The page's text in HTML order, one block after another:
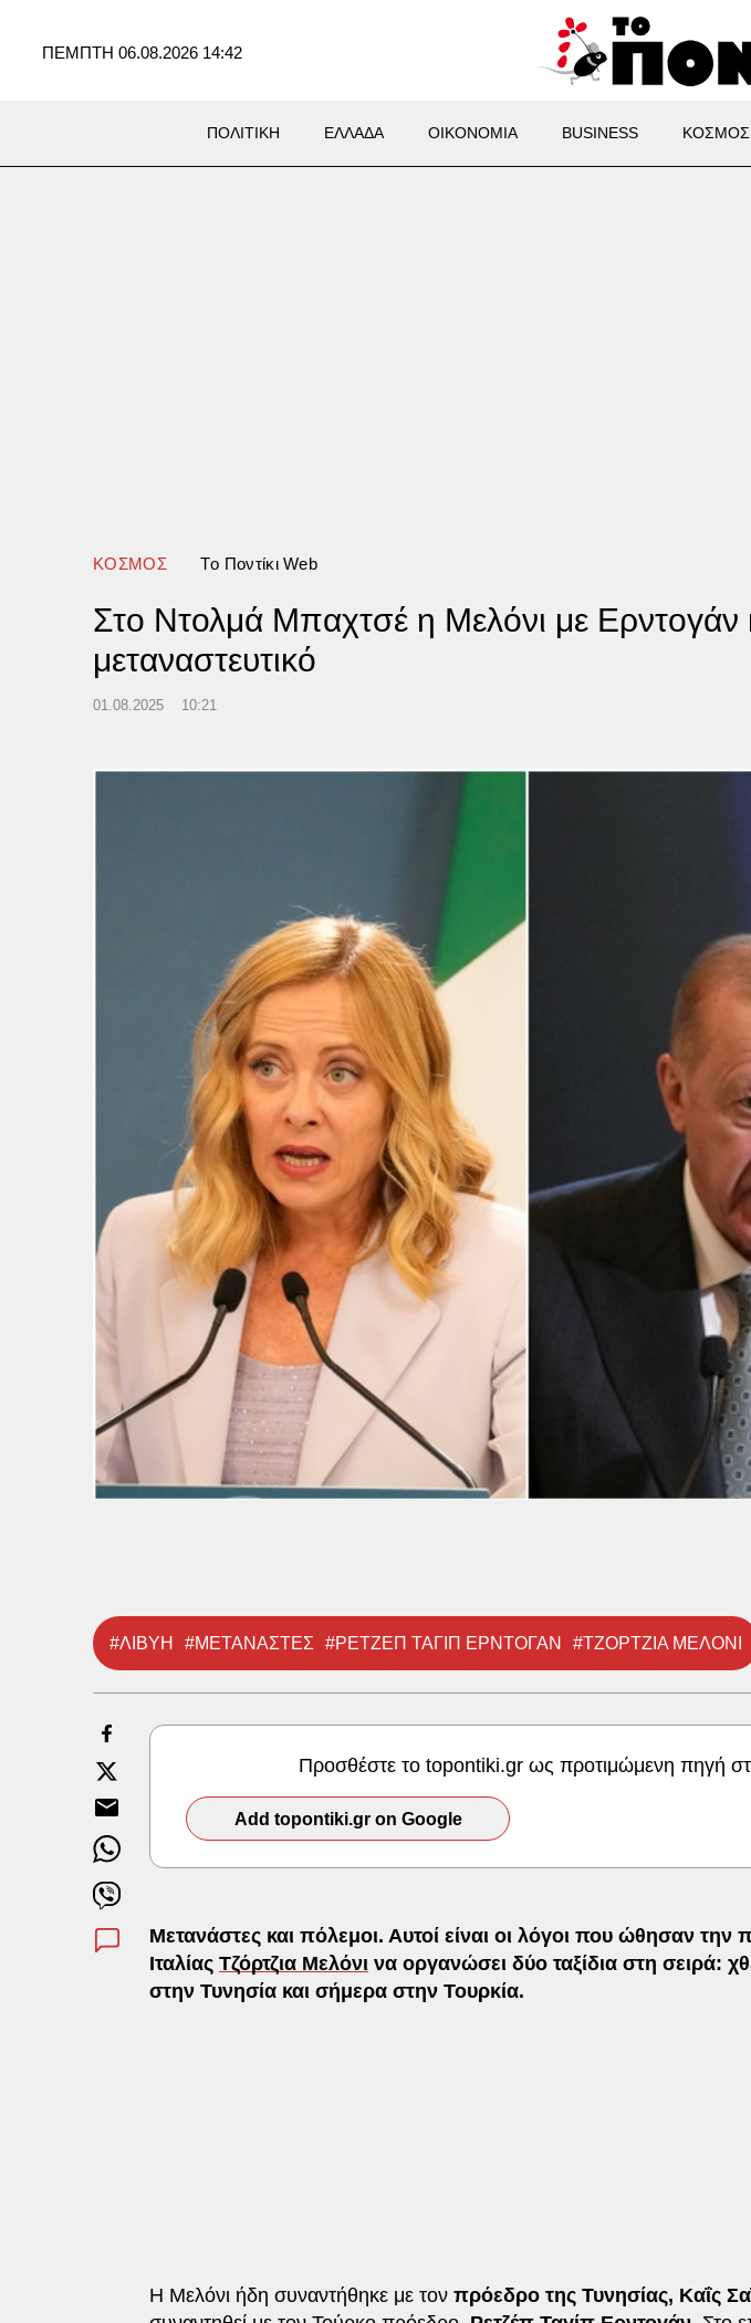
ΠΕΜΠΤΗ 06.08.2026 14:42
ΠΟΛΙΤΙΚΗ ΕΛΛΑΔΑ ΟΙΚΟΝΟΜΙΑ BUSINESS ΚΟΣΜΟΣ
ΚΟΣΜΟΣ Tο Ποντίκι Web
Στο Ντολμά Μπαχτσέ η Μελόνι με Ερντογάν
μεταναστευτικό
01.08.2025 10:21
#ΛΙΒΥΗ #ΜΕΤΑΝΑΣΤΕΣ #ΡΕΤΖΕΠ ΤΑΓΙΠ ΕΡΝΤΟΓΑΝ #ΤΖΟΡΤΖΙΑ ΜΕΛΟΝΙ
Προσθέστε το topontiki.gr ως προτιμώμενη πηγή
Add topontiki.gr on Google
Μετανάστες και πόλεμοι. Αυτοί είναι οι λόγοι που ώθησαν
Ιταλίας Τζόρτζια Μελόνι να οργανώσει δύο ταξίδια στη σειρά:
στην Τυνησία και σήμερα στην Τουρκία.
Η Μελόνι ήδη συναντήθηκε με τον πρόεδρο της Τυνησίας, Καΐς